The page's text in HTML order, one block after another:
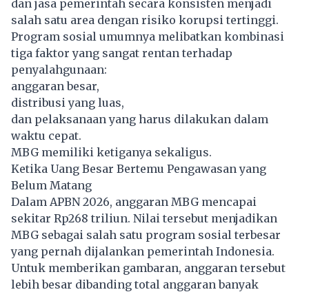
dan jasa pemerintah secara konsisten menjadi
salah satu area dengan risiko korupsi tertinggi.
Program sosial umumnya melibatkan kombinasi
tiga faktor yang sangat rentan terhadap
penyalahgunaan:
anggaran besar,
distribusi yang luas,
dan pelaksanaan yang harus dilakukan dalam
waktu cepat.
MBG memiliki ketiganya sekaligus.
Ketika Uang Besar Bertemu Pengawasan yang
Belum Matang
Dalam APBN 2026, anggaran MBG mencapai
sekitar Rp268 triliun. Nilai tersebut menjadikan
MBG sebagai salah satu program sosial terbesar
yang pernah dijalankan pemerintah Indonesia.
Untuk memberikan gambaran, anggaran tersebut
lebih besar dibanding total anggaran banyak